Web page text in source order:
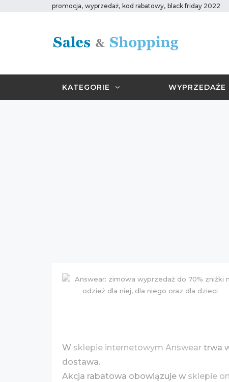
promocja, wyprzedaż, kod rabatowy, black friday 2022
KATEGORIE WYPRZEDAŻE
W sklepie internetowym Answear trwa
dostawa.
Akcja rabatowa obowiązuje w sklepie